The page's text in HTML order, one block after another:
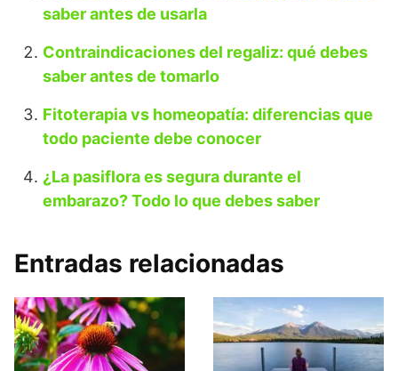
saber antes de usarla
Contraindicaciones del regaliz: qué debes
saber antes de tomarlo
Fitoterapia vs homeopatía: diferencias que
todo paciente debe conocer
¿La pasiflora es segura durante el
embarazo? Todo lo que debes saber
Entradas relacionadas